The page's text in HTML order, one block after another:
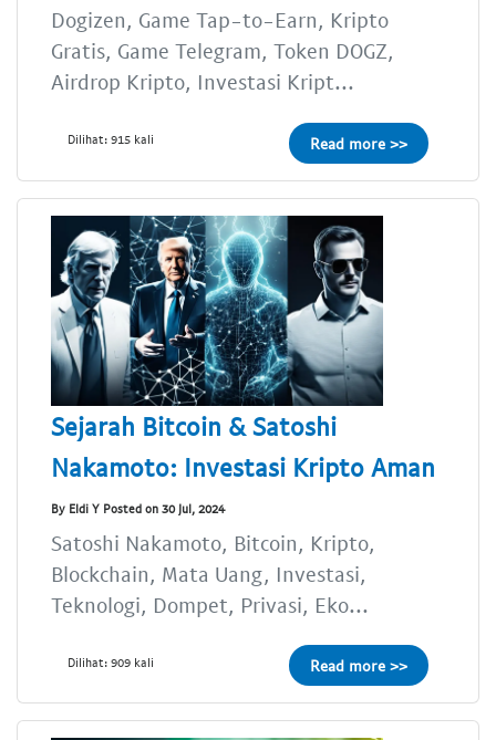
Dogizen, Game Tap-to-Earn, Kripto
Gratis, Game Telegram, Token DOGZ,
Airdrop Kripto, Investasi Kript...
Dilihat: 915 kali Read more >>
Sejarah Bitcoin & Satoshi
Nakamoto: Investasi Kripto Aman
By Eldi Y Posted on 30 Jul, 2024
Satoshi Nakamoto, Bitcoin, Kripto,
Blockchain, Mata Uang, Investasi,
Teknologi, Dompet, Privasi, Eko...
Dilihat: 909 kali Read more >>